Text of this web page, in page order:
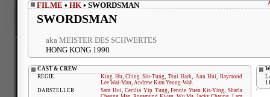
FILME • HK • SWORDSMAN
SWORDSMAN
aka MEISTER DES SCHWERTES
HONG KONG 1990
CAST & CREW
REGIE
King Hu,Ching Siu-Tung, Tsui Hark, Ann Hui, Raymond
Lee Wai-Man, Andrew Kam Yeung-Wah
DARSTELLER
Sam Hui,Cecilia Yip Tung,Fennie Yuen Kit-Ying, Sharla